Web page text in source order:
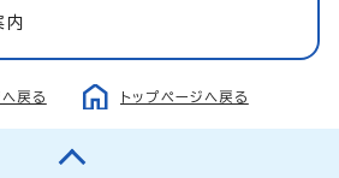
内
戻る トップページへ戻る